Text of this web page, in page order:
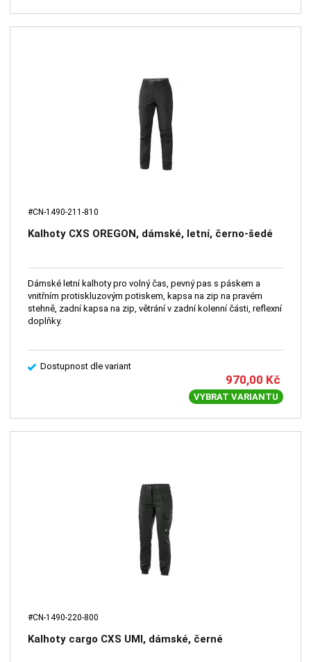
#CN-1490-211-810
Kalhoty CXS OREGON, dámské, letní, černo-šedé
Dámské letní kalhoty pro volný čas, pevný pas s páskem a
vnitřním protiskluzovým potiskem, kapsa na zip na pravém
stehně, zadní kapsa na zip, větrání v zadní kolenní části, reflexní
doplňky.
Dostupnost dle variant
970,00 Kč
VYBRAT VARIANTU
#CN-1490-220-800
Kalhoty cargo CXS UMI, dámské, černé